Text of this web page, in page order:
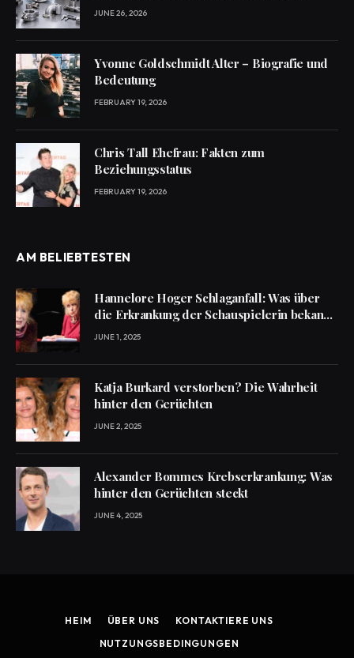
JUNE 26, 2026
Yvonne Goldschmidt Alter – Biografie und
Bedeutung
FEBRUARY 19, 2026
Chris Tall Ehefrau: Fakten zum
Beziehungsstatus
FEBRUARY 19, 2026
AM BELIEBTESTEN
Hannelore Hoger Schlaganfall: Was über
die Erkrankung der Schauspielerin bekannt
ist
JUNE 1, 2025
Katja Burkard verstorben? Die Wahrheit
hinter den Gerüchten
JUNE 2, 2025
Alexander Bommes Krebserkrankung: Was
hinter den Gerüchten steckt
JUNE 4, 2025
HEIM ÜBER UNS
KONTAKTIERE UNS
NUTZUNGSBEDINGUNGEN